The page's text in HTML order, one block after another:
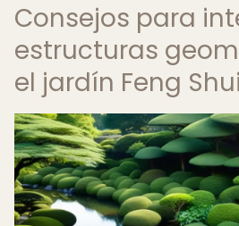
Consejos para
estructuras
el jardín Feng Shui